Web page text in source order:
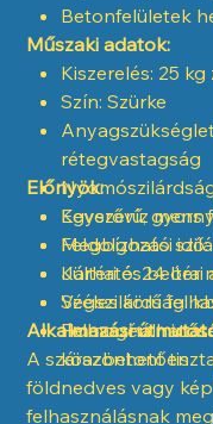
Betonfelületek
Műszaki adatok:
Kiszerelés: 25 kg
Szín: Szürke
rétegvastagság
Keverővíz
Feldolgozási
Járható: 24 óra
Végszilárdság:
Előnyök:
Egyszerű, gyors
Megbízható
Kültéri és beltéri
Széles körű
Homogén
köszönhetően
Alkalmazási
A szárazbetont
földnedves vagy
felhasználásnak